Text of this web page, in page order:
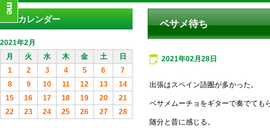
ベサメ待ち
2021年02月28日
出張はスペイン語圏が多かった。
ベサメムーチョをギターで奏でても
随分と昔に感じる。
カレンダー
2021年2月
月
火 水 木 金 土
日
1
2 3 4 5 6
7
8
9 10 11 12 13
14
15
16 17 18 19 20
21
22
23 24 25 26 27 28